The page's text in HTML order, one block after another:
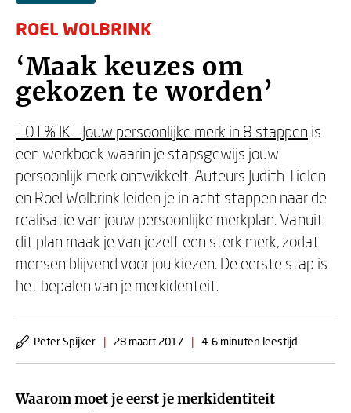
ROEL WOLBRINK
‘Maak keuzes om
gekozen te worden’
101% IK - Jouw persoonlijke merk in 8 stappen is
een werkboek waarin je stapsgewijs jouw
persoonlijk merk ontwikkelt. Auteurs Judith Tielen
en Roel Wolbrink leiden je in acht stappen naar de
realisatie van jouw persoonlijke merkplan. Vanuit
dit plan maak je van jezelf een sterk merk, zodat
mensen blijvend voor jou kiezen. De eerste stap is
het bepalen van je merkidenteit.
Peter Spijker | 28 maart 2017 | 4-6 minuten leestijd
Waarom moet je eerst je merkidentiteit